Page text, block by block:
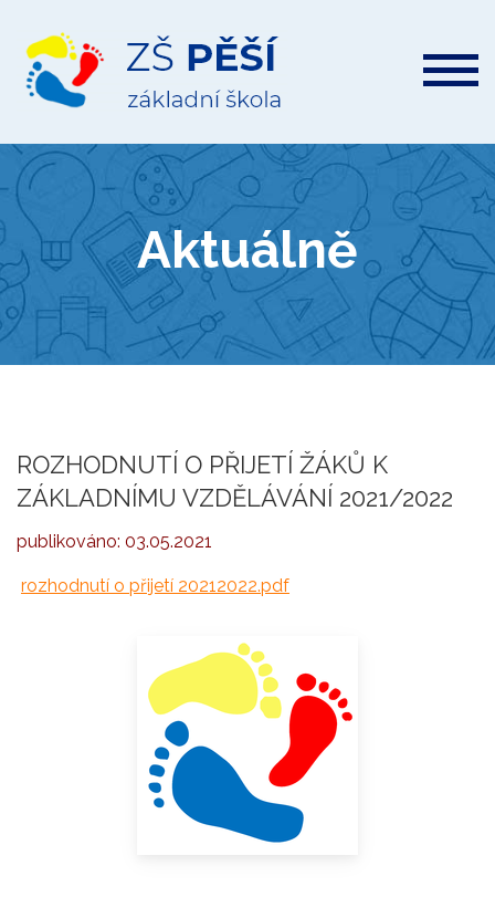
ZŠ
Pěší
Aktuálně
ROZHODNUTÍ O PŘIJETÍ ŽÁKŮ K
ZÁKLADNÍMU VZDĚLÁVÁNÍ 2021/2022
publikováno: 03.05.2021
rozhodnutí o přijetí 20212022.pdf